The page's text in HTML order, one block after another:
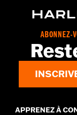
d.com/warranty
ABONNEZ-
APPRENEZ À